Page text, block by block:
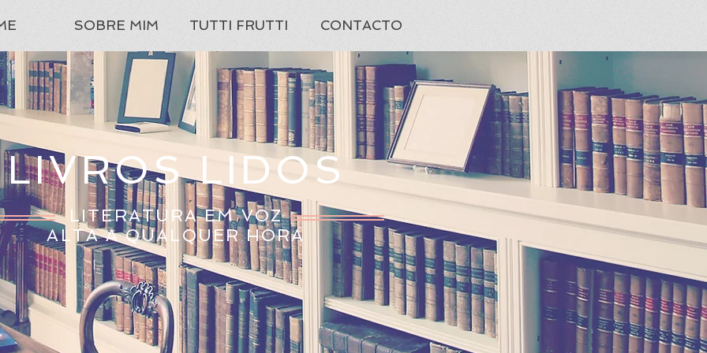
SOBRE MIM TUTTI FRUTTI CONTACTO
LIVROS LIDOS
LITERATURA EM VOZ
ALTA A QUALQUER HORA